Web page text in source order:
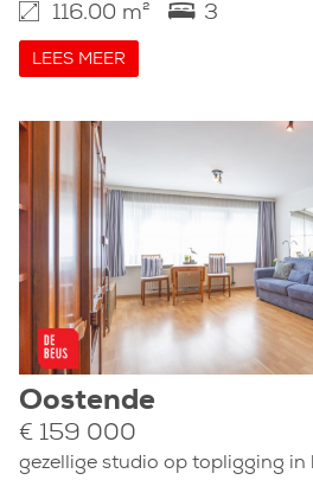
116.00 m² 3
LEES MEER
Oostende
€ 159 000
gezellige studio op topligging